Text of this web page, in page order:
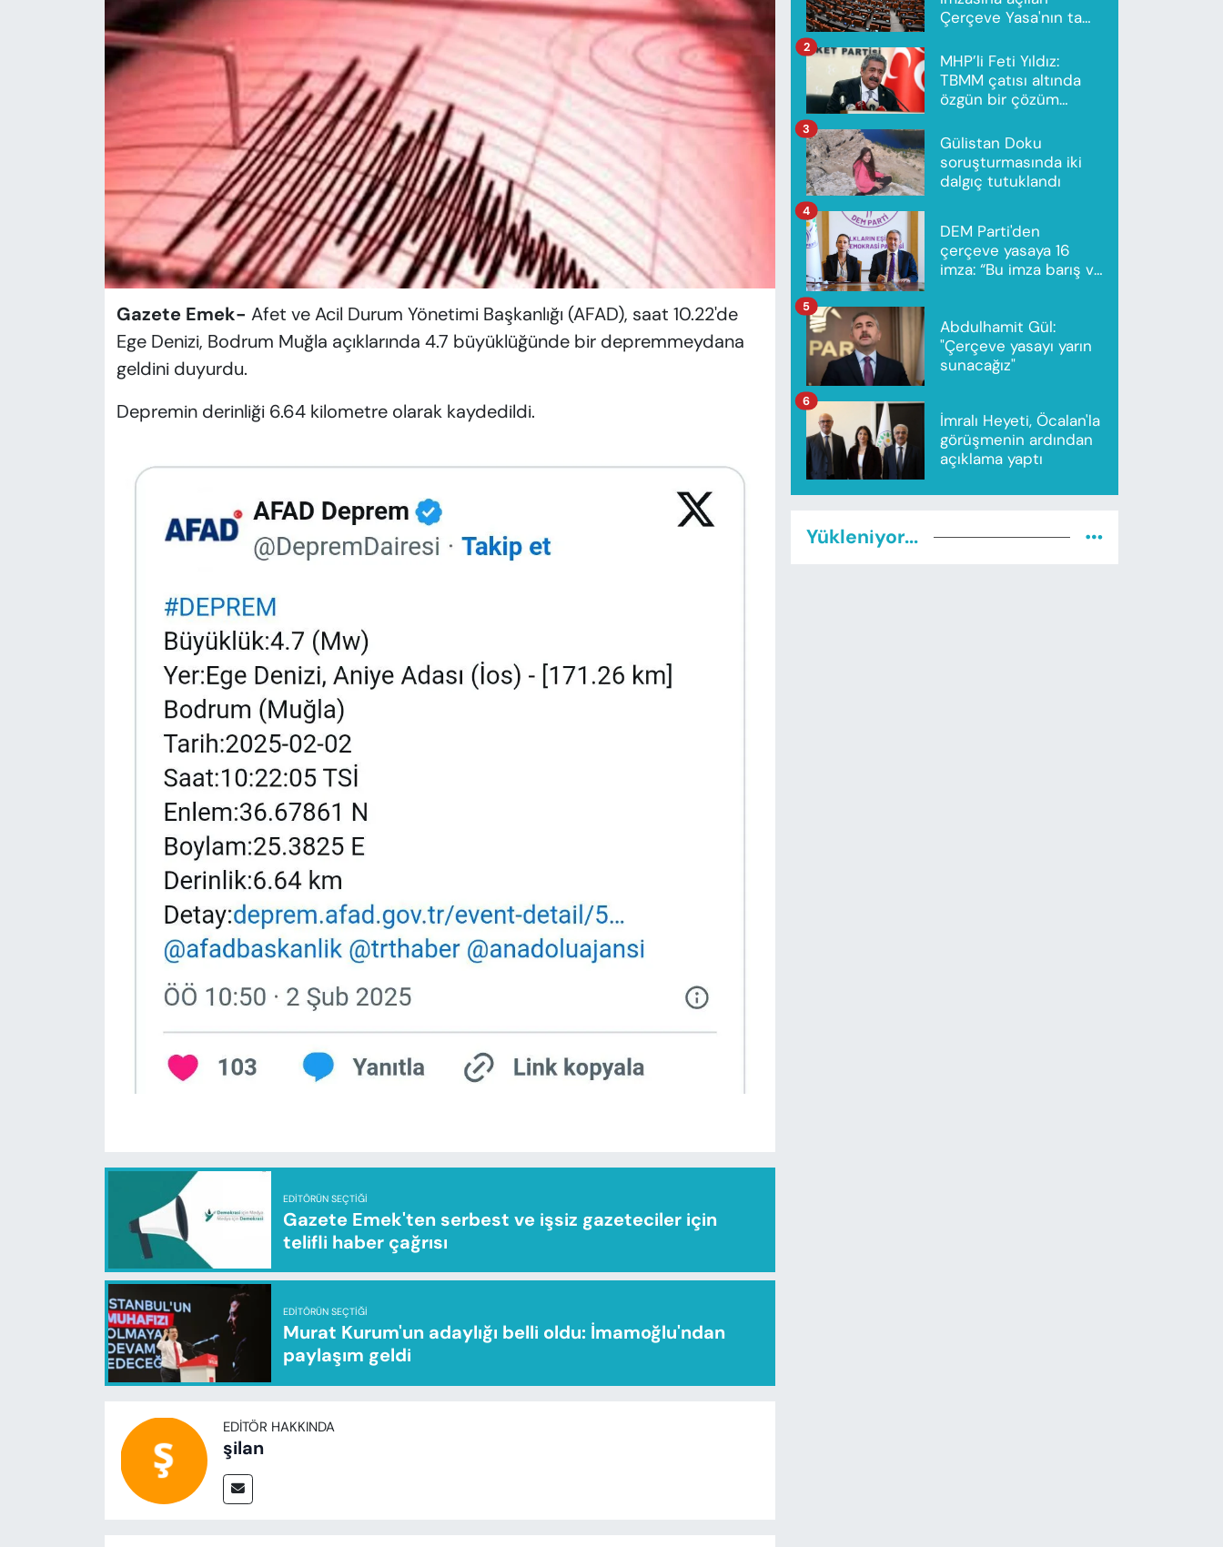
Gazete Emek- Afet ve Acil Durum Yönetimi Başkanlığı (AFAD), saat 10.22'de
Ege Denizi, Bodrum Muğla açıklarında 4.7 büyüklüğünde bir depremmeydana
geldini duyurdu.
Depremin derinliği 6.64 kilometre olarak kaydedildi.
EDITÖRÜN SEÇTIĞI
Gazete Emek'ten serbest ve işsiz gazeteciler için
telifli haber çağrısı
EDITÖRÜN SEÇTIĞI
Murat Kurum'un adaylığı belli oldu: İmamoğlu'ndan
paylaşım geldi
EDITÖR HAKKINDA
şilan
Çerçeve Yasa'nın tam
MHP’li Feti Yıldız:
TBMM çatısı altında
özgün bir çözüm
2
Gülistan Doku
soruşturmasında iki
dalgıç tutuklandı
3
DEM Parti'den
çerçeve yasaya 16
imza: “Bu imza barış ve
4
Abdulhamit Gül:
"Çerçeve yasayı yarın
sunacağız"
5
İmralı Heyeti, Öcalan'la
görüşmenin ardından
açıklama yaptı
6
Yükleniyor...
KÜLTÜR-SANAT
MAGAZİN
ÖZEL HABER
YAZAR KÖŞESİ
VAN VE DİYARBAKIR HABERLERİ